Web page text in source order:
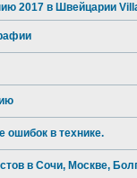
2017 в Швейцарии
ошибок в технике.
в Сочи, Москве,